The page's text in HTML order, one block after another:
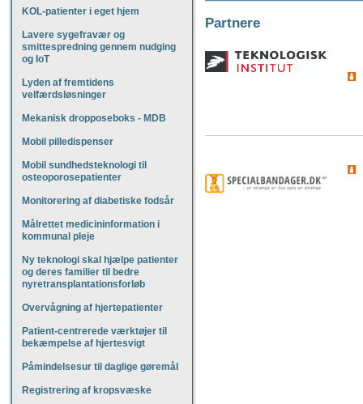
KOL-patienter i eget hjem
Lavere sygefravær og
smittespredning gennem nudging
og IoT
Lyden af fremtidens
velfærdsløsninger
Mekanisk dropposeboks - MDB
Mobil pilledispenser
Mobil sundhedsteknologi til
osteoporosepatienter
Monitorering af diabetiske fodsår
Målrettet medicininformation i
kommunal pleje
Ny teknologi skal hjælpe patienter
og deres familier til bedre
nyretransplantationsforløb
Overvågning af hjertepatienter
Patient-centrerede værktøjer til
bekæmpelse af hjertesvigt
Påmindelsesur til daglige gøremål
Registrering af kropsvæske
Partnere